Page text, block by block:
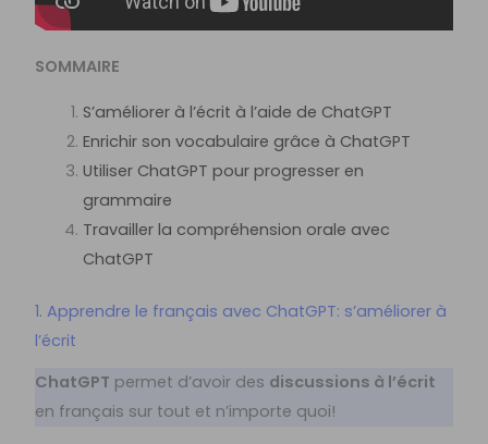
SOMMAIRE
S’améliorer à l’écrit à l’aide de ChatGPT
Enrichir son vocabulaire grâce à ChatGPT
Utiliser ChatGPT pour progresser en
grammaire
Travailler la compréhension orale avec
ChatGPT
1. Apprendre le français avec ChatGPT: s’améliorer à
l’écrit
ChatGPT permet d’avoir des discussions à l’écrit
en français sur tout et n’importe quoi!